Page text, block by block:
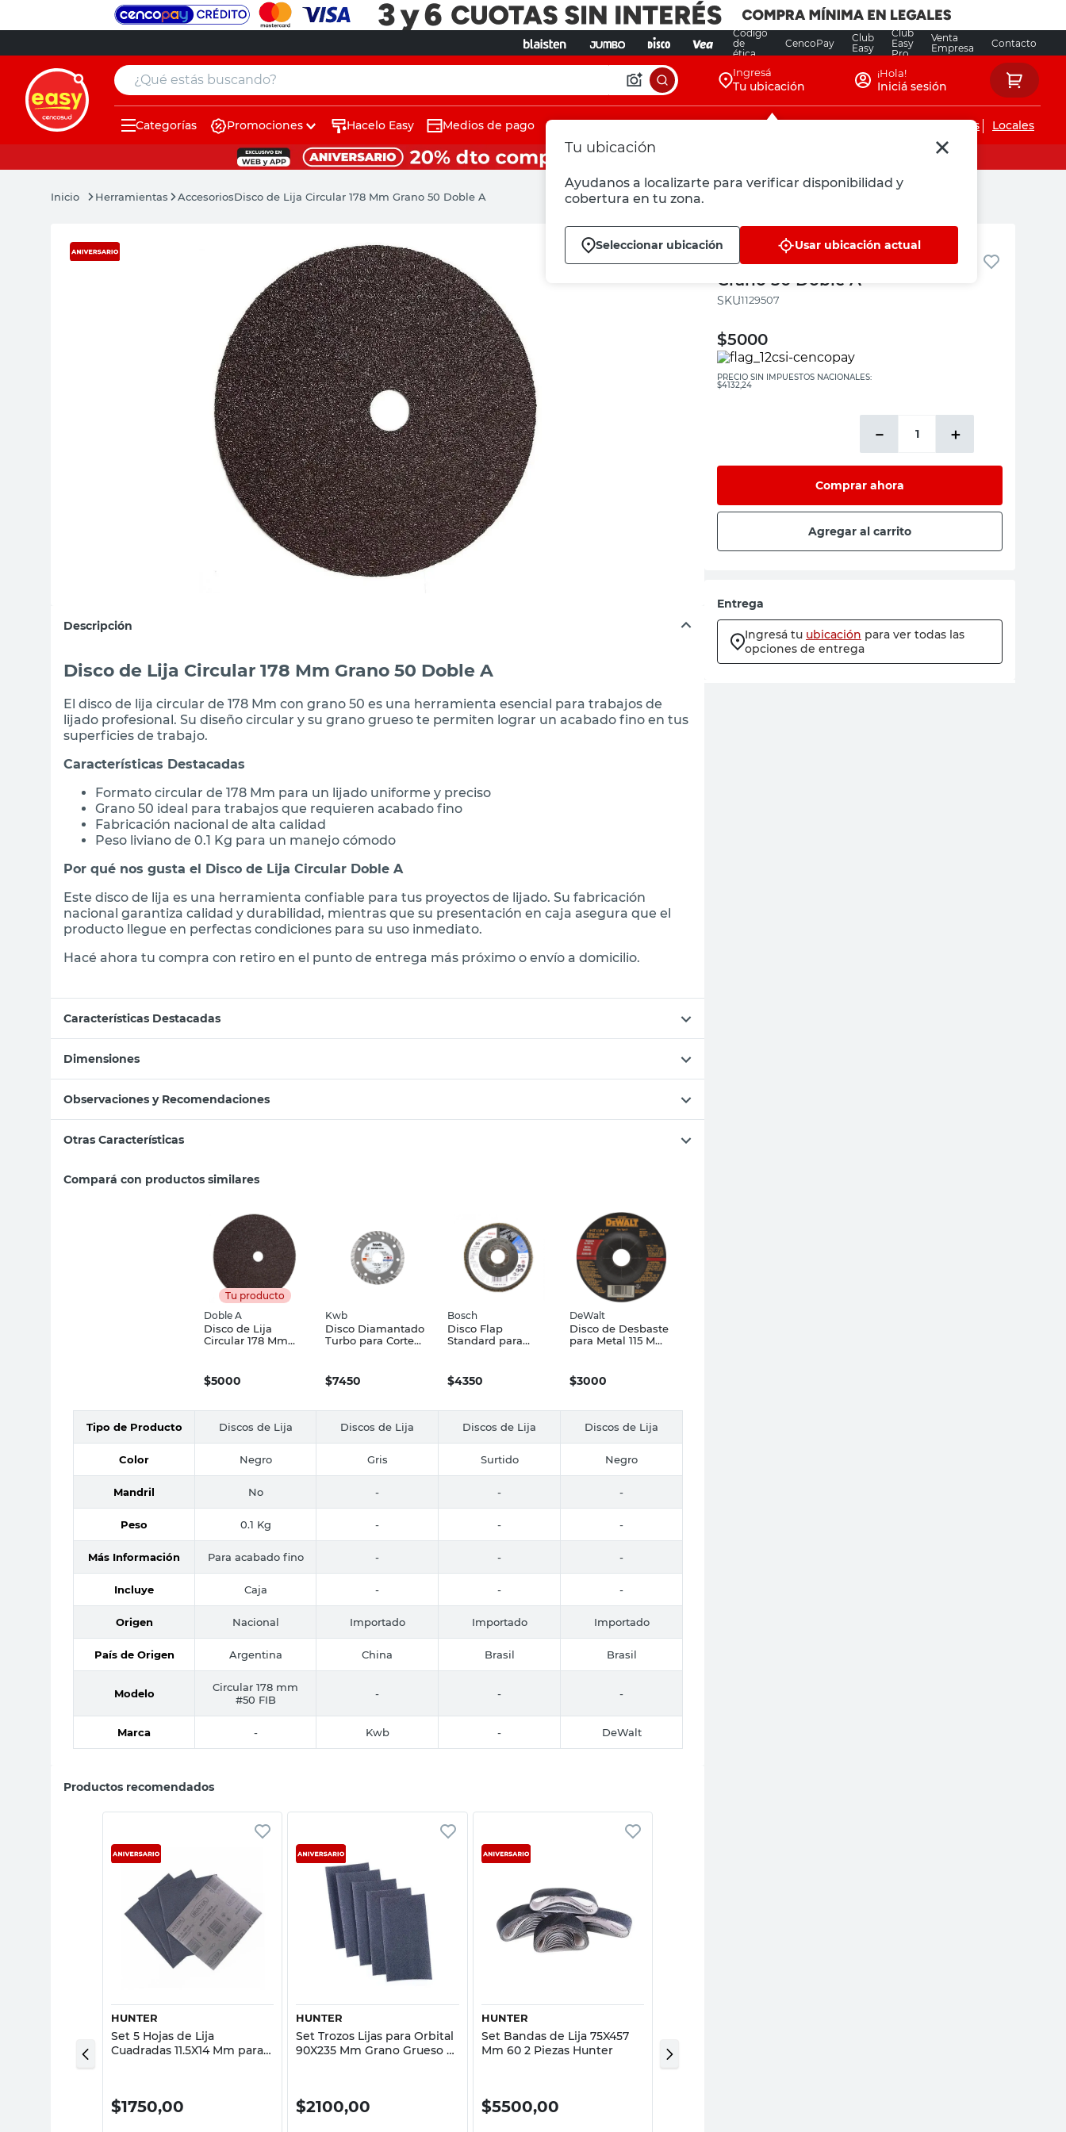
Código
de
ética
CencoPay
Club
Easy
Club
Easy
Pro
Venta
Empresa
Contacto
¿Qué estás buscando? Ingresá
Tu ubicación
Tu ubicación
Ayudanos a localizarte para verificar disponibilidad y
cobertura en tu zona.
Seleccionar ubicación Usar ubicación actual
¡Hola!
Iniciá sesión
Categorías Promociones Hacelo Easy Medios de pago Servicios de instalaciones Locales
Herramientas AccesoriosDisco de Lija Circular 178 Mm Grano 50 Doble A
Descripción
Disco de Lija Circular 178 Mm Grano 50 Doble A
El disco de lija circular de 178 Mm con grano 50 es una herramienta esencial para trabajos de
lijado profesional. Su diseño circular y su grano grueso te permiten lograr un acabado fino en tus
superficies de trabajo.
Características Destacadas
Formato circular de 178 Mm para un lijado uniforme y preciso
Grano 50 ideal para trabajos que requieren acabado fino
Fabricación nacional de alta calidad
Peso liviano de 0.1 Kg para un manejo cómodo
Por qué nos gusta el Disco de Lija Circular Doble A
Este disco de lija es una herramienta confiable para tus proyectos de lijado. Su fabricación
nacional garantiza calidad y durabilidad, mientras que su presentación en caja asegura que el
producto llegue en perfectas condiciones para su uso inmediato.
Hacé ahora tu compra con retiro en el punto de entrega más próximo o envío a domicilio.
Características Destacadas
Dimensiones
Observaciones y Recomendaciones
Otras Características
Compará con productos similares
Tu producto
Doble A
Disco de Lija
Circular 178 Mm
$5000
Kwb
Disco Diamantado
Turbo para Corte
$7450
Bosch
Disco Flap
Standard para
$4350
DeWalt
Disco de Desbaste
para Metal 115 Mm
$3000
Tipo de Producto Discos de Lija Discos de Lija Discos de Lija Discos de Lija
Color Negro Gris Surtido Negro
Mandril No - - -
Peso 0.1 Kg - - -
Más Información Para acabado fino - - -
Incluye Caja - - -
Origen Nacional Importado Importado Importado
País de Origen Argentina China Brasil Brasil
Modelo
Circular 178 mm
#50 FIB
- - -
Marca - Kwb - DeWalt
Productos recomendados
Vista rápida
HUNTER
Set 5 Hojas de Lija
Cuadradas 11.5X14 Mm para
$1750,00
Vista rápida
HUNTER
Set Trozos Lijas para Orbital
90X235 Mm Grano Grueso 5
$2100,00
HUNTER
Set Bandas de Lija 75X457
Mm 60 2 Piezas Hunter
$5500,00
125 Mm Grueso 5 Piezas
Hunter
Doble A
Disco de Lija Circular 178 Mm
Grano 50 Doble A
:1129507
$5000
PRECIO SIN IMPUESTOS NACIONALES:
$4132,24
＋
－
Comprar ahora
Agregar al carrito
Entrega
Ingresá tu ubicación para ver todas las
opciones de entrega
muebles